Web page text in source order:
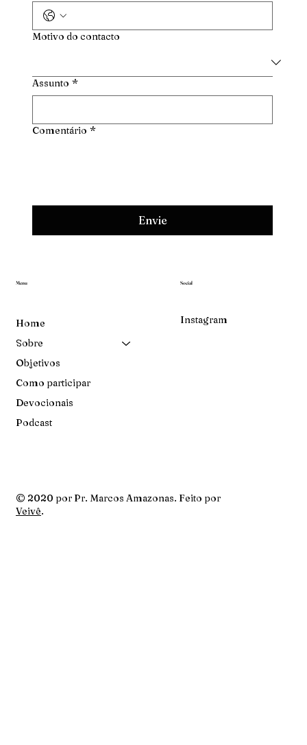
Menu
Home
Sobre
Objetivos
Como participar
Devocionais
Podcast
Social
Instagram
Motivo do contacto
Assunto *
Comentário *
Envie
© 2020 por Pr. Marcos Amazonas. Feito por
Veivê.